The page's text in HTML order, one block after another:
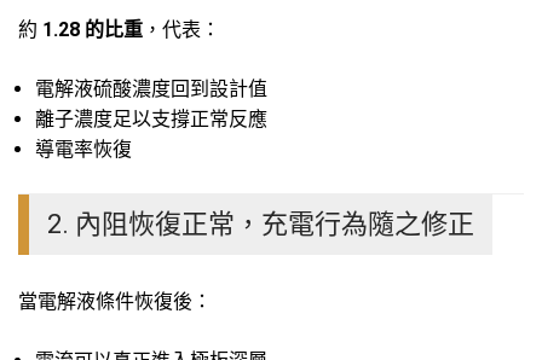
約 1.28 的比重 ，代表：
電解液硫酸濃度回到設計值
離子濃度足以支撐正常反應
導電率恢復
2. 內阻恢復正常，充電行為隨之修正
當電解液條件恢復後：